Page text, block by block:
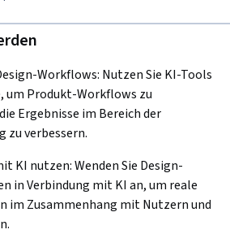
Workflows: Nutzen Sie KI-Tools
um Produkt-Workflows zu
Ergebnisse im Bereich der
zu verbessern.
KI nutzen: Wenden Sie Design-
in Verbindung mit KI an, um reale
im Zusammenhang mit Nutzern und